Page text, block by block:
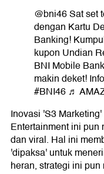
@bni46Sat set
dengan Kartu
Banking!
kupon Undian
BNI Mobile
makin deket!
#BNI46 ♬
Inovasi 'S3
Entertainment ini pun
dan viral. Hal ini
'dipaksa' untuk
heran, strategi ini